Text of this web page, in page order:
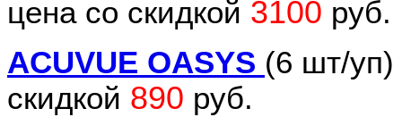
цена со скидкой 3100 руб.
ACUVUE OASYS (6 шт/
скидкой 890 руб.